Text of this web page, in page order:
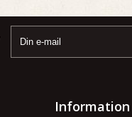
Information